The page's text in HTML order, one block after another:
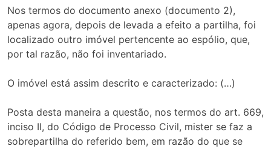
Nos termos do documento anexo (documento 2),
apenas agora, depois de levada a efeito a partilha, foi
localizado outro imóvel pertencente ao espólio, que,
por tal razão, não foi inventariado.
O imóvel está assim descrito e caracterizado: (…)
Posta desta maneira a questão, nos termos do art. 669,
inciso II, do Código de Processo Civil, mister se faz a
sobrepartilha do referido bem, em razão do que se